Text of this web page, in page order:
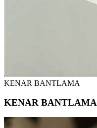
KENAR BANTLAMA
KENAR BANTLAMA